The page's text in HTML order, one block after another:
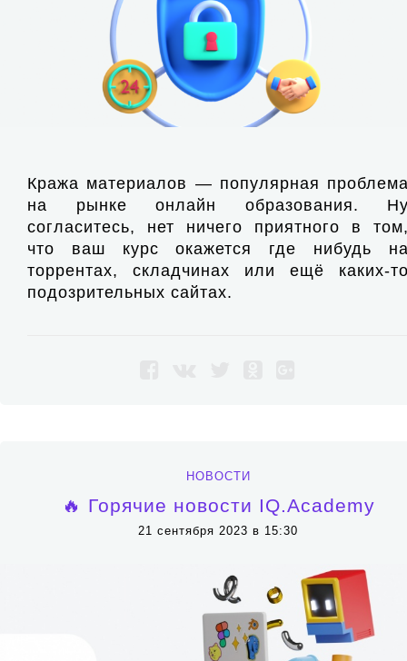
Кража материалов — популярная
на рынке онлайн образования.
согласитесь, нет ничего приятного в
что ваш курс окажется где нибудь
торрентах, складчинах или ещё каких-
подозрительных сайтах.
НОВОСТИ
🔥 Горячие новости IQ.Academy
21 сентября 2023 в 15:30